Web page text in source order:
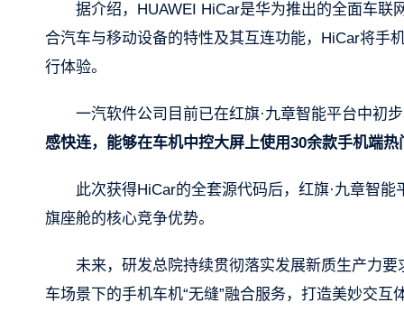
据介绍，HUAWEI HiCar是华为推出的全面车联
合汽车与移动设备的特性及其互连功能，HiCar将手
行体验。
一汽软件公司目前已在红旗·九章智能平台中初
感快连，能够在车机中控大屏上使用30余款手机端
此次获得HiCar的全套源代码后，红旗·九章智
旗座舱的核心竞争优势。
未来，研发总院持续贯彻落实发展新质生产力
车场景下的手机车机“无缝”融合服务，打造美妙交